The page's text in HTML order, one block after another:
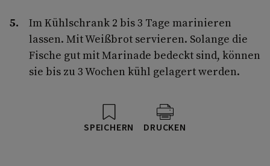
Im Kühlschrank 2 bis 3 Tage marinieren
lassen. Mit Weißbrot servieren. Solange die
Fische gut mit Marinade bedeckt sind, können
sie bis zu 3 Wochen kühl gelagert werden.
SPEICHERN DRUCKEN